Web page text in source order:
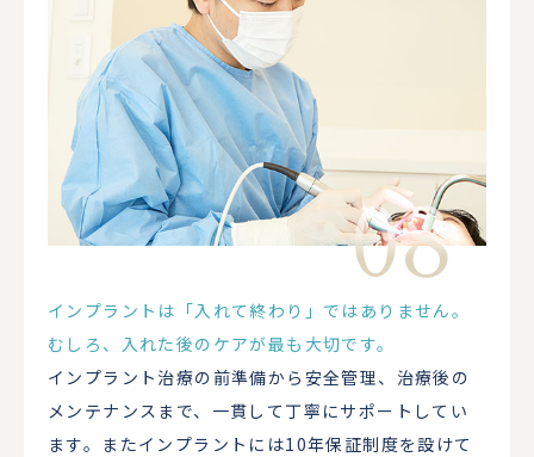
インプラントは「入れて終わり」ではありません。
むしろ、入れた後のケアが最も大切です。
インプラント治療の前準備から安全管理、治療後の
メンテナンスまで、一貫して丁寧にサポートしてい
ます。またインプラントには10年保証制度を設けて